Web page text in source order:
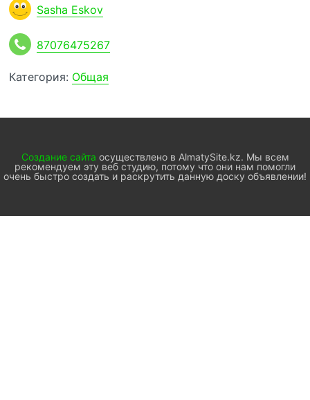
Sasha Eskov
87076475267
Категория: Общая
Создание сайта осуществлено в AlmatySite.kz. Мы всем
рекомендуем эту веб студию, потому что они нам помогли
очень быстро создать и раскрутить данную доску объявлении!